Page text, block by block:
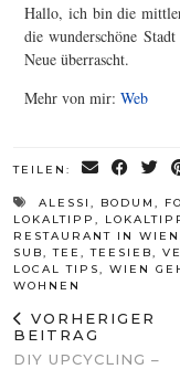
Hallo, ich bin die
die wunderschöne
Neue überrascht.
Mehr von mir: Web
TEILEN:
ALESSI , BODUM ,
LOKALTIPP ,
RESTAURANT IN WIEN
SUB,TEE ,TEESIEB,
LOCAL TIPS, WIEN
WOHNEN
VORHERIGER
BEITRAG
DIY UPCYCLING –